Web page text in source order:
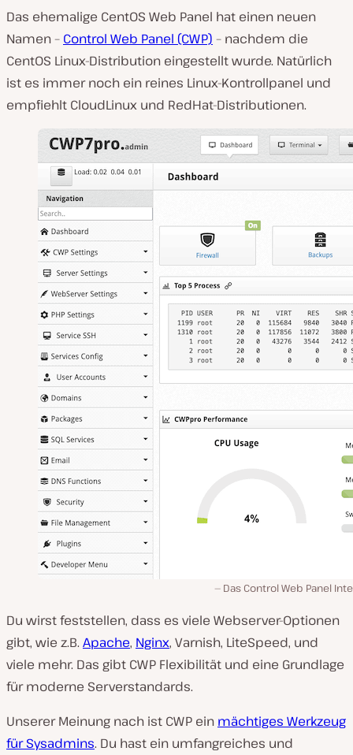
Das ehemalige CentOS Web Panel hat einen neuen
Namen – Control Web Panel (CWP) – nachdem die
CentOS Linux-Distribution eingestellt wurde. Natürlich
ist es immer noch ein reines Linux-Kontrollpanel und
empfiehlt CloudLinux und RedHat-Distributionen.
Das Control Web Panel
Du wirst feststellen, dass es viele Webserver-Optionen
gibt, wie z.B. Apache, Nginx, Varnish, LiteSpeed, und
viele mehr. Das gibt CWP Flexibilität und eine Grundlage
für moderne Serverstandards.
Unserer Meinung nach ist CWP ein mächtiges Werkzeug
für Sysadmins. Du hast ein umfangreiches und